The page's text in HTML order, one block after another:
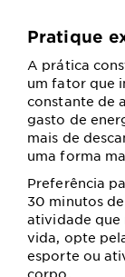
Pratique
A prática
um fator que
constante de
gasto de
mais de
uma forma
Preferência
30 minutos
atividade que
vida, opte
esporte ou